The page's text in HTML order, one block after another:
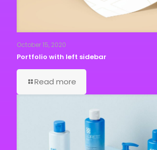
October 15, 2020
Portfolio with left sidebar
Read more